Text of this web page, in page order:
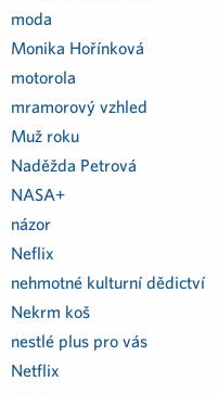
moda
Monika Hořínková
motorola
mramorový vzhled
Muž roku
Naděžda Petrová
NASA+
názor
Neflix
nehmotné kulturní dědictví
Nekrm koš
nestlé plus pro vás
Netflix